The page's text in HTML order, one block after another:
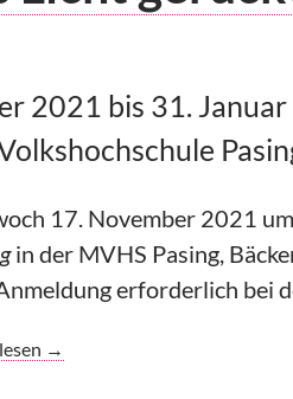
2021 bis 31.
17. November 2021
in der MVHS Pasing,
erforderlich bei
ins Licht gerückt
→